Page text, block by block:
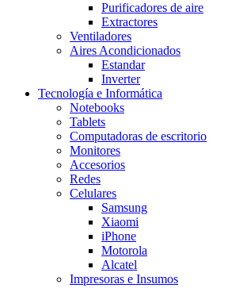
Purificadores de aire
Extractores
Ventiladores
Aires Acondicionados
Estandar
Inverter
Tecnología e Informática
Notebooks
Tablets
Computadoras de escritorio
Monitores
Accesorios
Redes
Celulares
Samsung
Xiaomi
iPhone
Motorola
Alcatel
Impresoras e Insumos